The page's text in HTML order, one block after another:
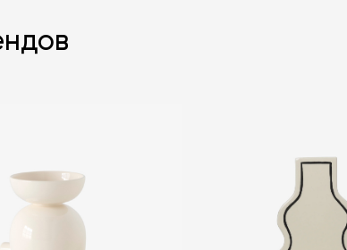
политикой персональных данных
ЗАДАТЬ ВОПРОС